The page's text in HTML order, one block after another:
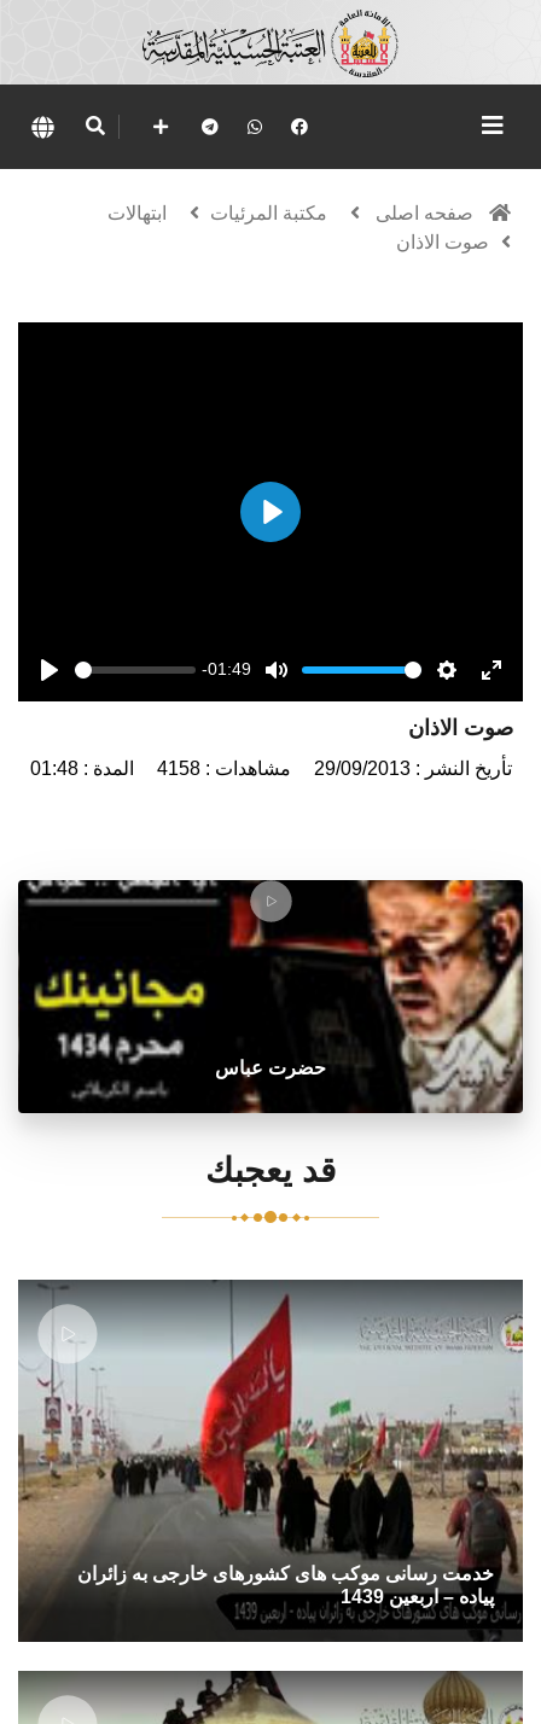
صفحه اصلی مكتبة المرئيات
ابتهالات
صوت الاذان
Play
Play
Seek -01:49
Mute
Volume
Settings
Enter
صوت الاذان
تأريخ النشر : 29/09/2013 مشاهدات : 4158 المدة : 01:48
حضرت عباس
قد يعجبك
خدمت رسانی موکب های کشورهای خارجی به زائران
پیاده – اربعین 1439